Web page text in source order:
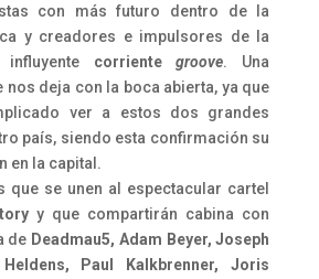
con más futuro dentro de la
y creadores e impulsores de la
corrientegroove. Una
deja con la boca abierta, ya que
ver a estos dos grandes
país, siendo esta confirmación su
en la capital.
que se unen al espectacular cartel
y que compartirán cabina con
de Deadmau5, Adam Beyer, Joseph
Paul Kalkbrenner, Joris